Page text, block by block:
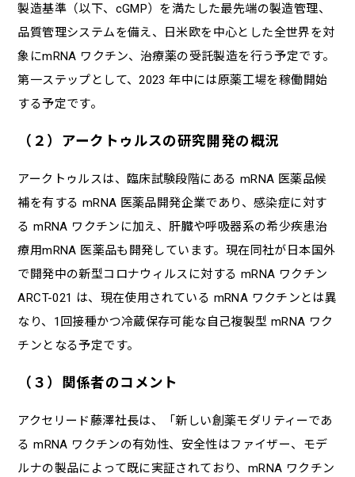
製造基準（以下、cGMP）を満たした最先端の製造管理、
品質管理システムを備え、日米欧を中心とした全世界を対
象にmRNA ワクチン、治療薬の受託製造を行う予定です。
第一ステップとして、2023 年中には原薬工場を稼働開始
する予定です。
（２）アークトゥルスの研究開発の概況
アークトゥルスは、臨床試験段階にある mRNA 医薬品候
補を有する mRNA 医薬品開発企業であり、感染症に対す
る mRNA ワクチンに加え、肝臓や呼吸器系の希少疾患治
療用mRNA 医薬品も開発しています。現在同社が日本国外
で開発中の新型コロナウィルスに対する mRNA ワクチン
ARCT-021 は、現在使用されている mRNA ワクチンとは異
なり、1回接種かつ冷蔵保存可能な自己複製型 mRNA ワク
チンとなる予定です。
（３）関係者のコメント
アクセリード藤澤社長は、「新しい創薬モダリティーであ
る mRNA ワクチンの有効性、安全性はファイザー、モデ
ルナの製品によって既に実証されており、mRNA ワクチン